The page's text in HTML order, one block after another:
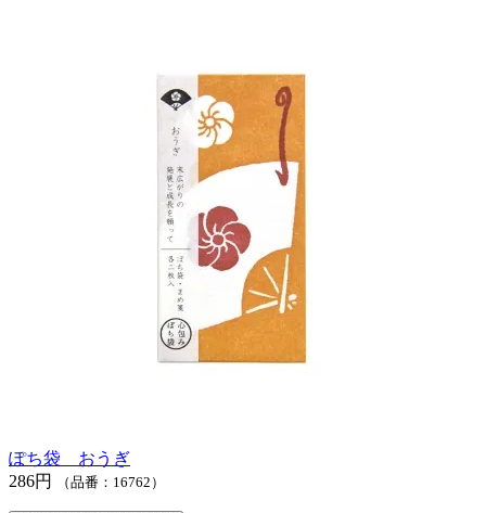
ぽち袋 おうぎ
286円
（品番：16762）